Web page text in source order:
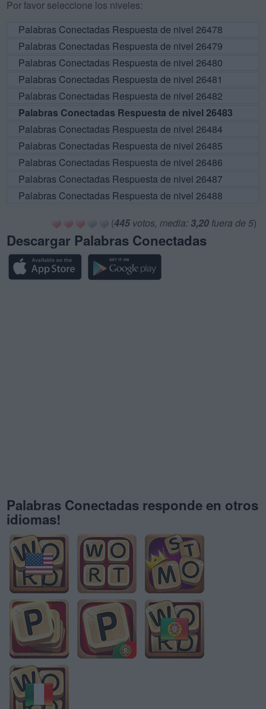
Por favor seleccione los niveles:
Palabras Conectadas Respuesta de nivel 26478
Palabras Conectadas Respuesta de nivel 26479
Palabras Conectadas Respuesta de nivel 26480
Palabras Conectadas Respuesta de nivel 26481
Palabras Conectadas Respuesta de nivel 26482
Palabras Conectadas Respuesta de nivel 26483
Palabras Conectadas Respuesta de nivel 26484
Palabras Conectadas Respuesta de nivel 26485
Palabras Conectadas Respuesta de nivel 26486
Palabras Conectadas Respuesta de nivel 26487
Palabras Conectadas Respuesta de nivel 26488
(445votos, media: 3,20 fuera de 5)
Descargar Palabras Conectadas
Palabras Conectadas responde en otros
idiomas!